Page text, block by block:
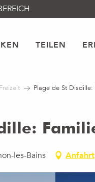
TEILEN
Plage de St
les-Bains Anfahrt